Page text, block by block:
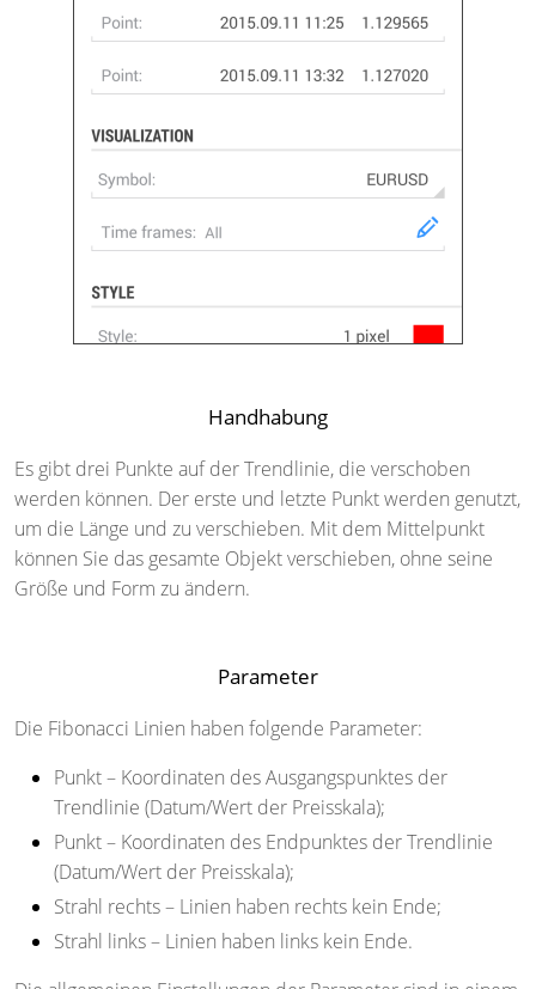
Handhabung
Es gibt drei Punkte auf der Trendlinie, die verschoben
werden können. Der erste und letzte Punkt werden genutzt,
um die Länge und zu verschieben. Mit dem Mittelpunkt
können Sie das gesamte Objekt verschieben, ohne seine
Größe und Form zu ändern.
Parameter
Die Fibonacci Linien haben folgende Parameter:
Punkt– Koordinaten des Ausgangspunktes der
Trendlinie (Datum/Wert der Preisskala);
Punkt– Koordinaten des Endpunktes der Trendlinie
(Datum/Wert der Preisskala);
Strahl rechts– Linien haben rechts kein Ende;
Strahl links– Linien haben links kein Ende.